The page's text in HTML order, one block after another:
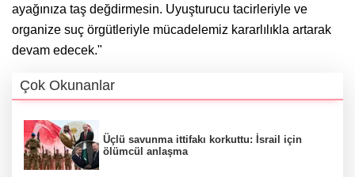
ayağınıza taş değdirmesin. Uyuşturucu tacirleriyle ve
organize suç örgütleriyle mücadelemiz kararlılıkla artarak
devam edecek."
Çok Okunanlar
Üçlü savunma ittifakı korkuttu: İsrail için
ölümcül anlaşma